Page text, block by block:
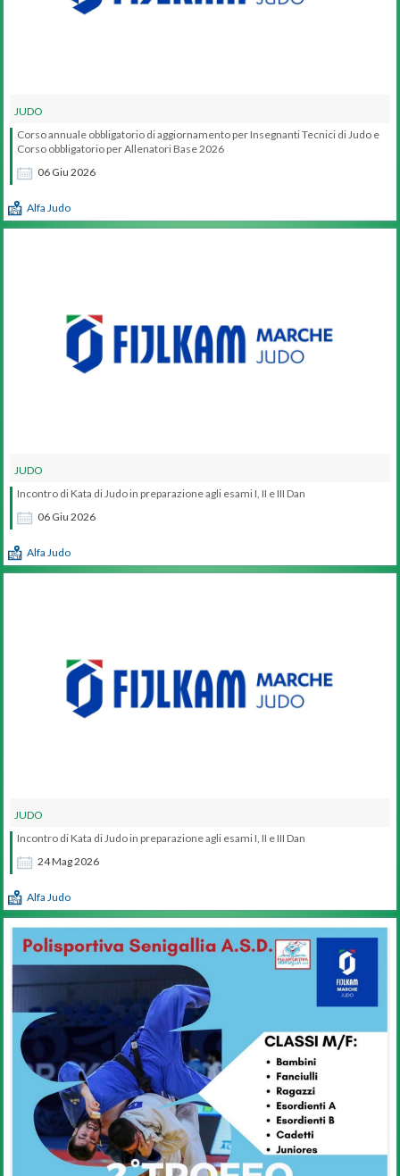
JUDO
06 Giu 2026
Corso annuale obbligatorio di aggiornamento per Insegnanti Tecnici di Judo e
Corso obbligatorio per Allenatori Base 2026
Alfa Judo
JUDO
06 Giu 2026
Incontro di Kata di Judo in preparazione agli esami I, II e III Dan
Alfa Judo
JUDO
24Mag2026
Incontro di Kata di Judo in preparazione agli esami I, II e III Dan
Alfa Judo